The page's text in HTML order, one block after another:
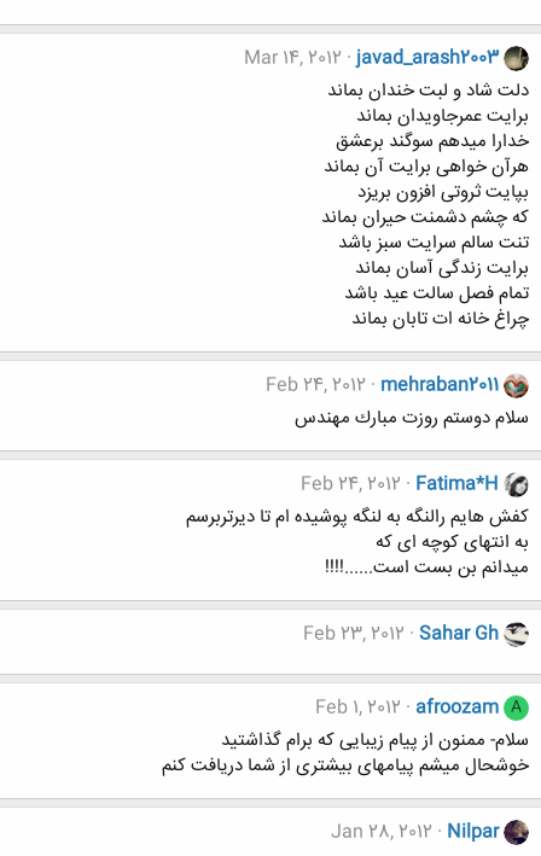
javad_arash2003
Mar 14, 2012
دلت شاد و لبت خندان بماند
برایت عمرجاویدان بماند
خدارا میدهم سوگند برعشق
هرآن خواهی برایت آن بماند
بپایت ثروتی افزون بریزد
که چشم دشمنت حیران بماند
تنت سالم سرایت سبز باشد
برایت زندگی آسان بماند
تمام فصل سالت عید باشد
چراغ خانه ات تابان بماند
mehraban2011
Feb 24, 2012
سلام دوستم روزت مبارك مهندس
Fatima*H
Feb 24, 2012
کفش هایم رالنگه به لنگه پوشیده ام تا دیرتربرسم
به انتهای کوچه ای که
میدانم بن بست است......!!!!
Sahar Gh
Feb 23, 2012
A
afroozam
Feb 1, 2012
سلام- ممنون از پیام زیبایی که برام گذاشتید
خوشحال میشم پیامهای بیشتری از شما دریافت کنم
Nilpar
Jan 28, 2012